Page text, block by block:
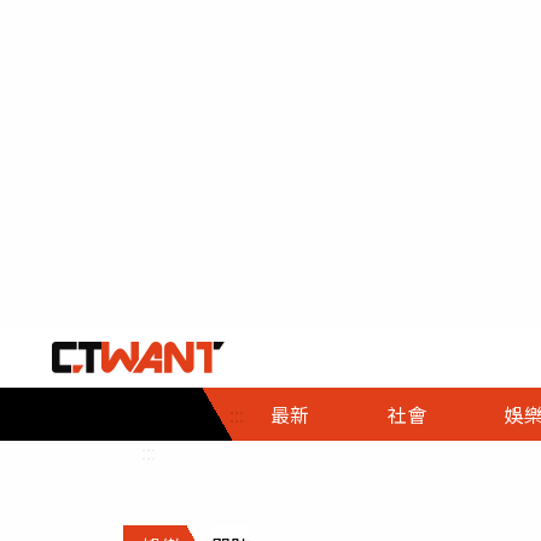
::: 最新 社會
社會首頁
時事
調查
娛樂
娛樂首頁
即時
財經首頁
熱線
政